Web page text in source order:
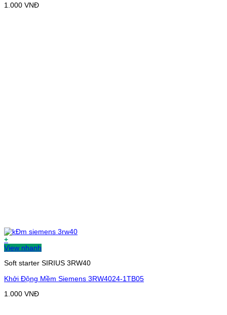
1.000 VNĐ
+
View nhanh
Soft starter SIRIUS 3RW40
Khởi Động Mềm Siemens 3RW4024-1TB05
1.000 VNĐ